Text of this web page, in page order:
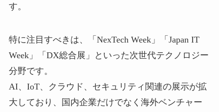
す。
特に注目すべきは、「NexTech Week」「Japan IT
Week」「DX総合展」といった次世代テクノロジー
分野です。
AI、IoT、クラウド、セキュリティ関連の展示が拡
大しており、国内企業だけでなく海外ベンチャー